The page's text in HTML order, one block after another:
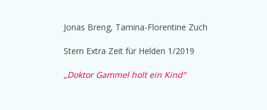
Jonas Breng, Tamina-Florentine Zuch
Stern Extra Zeit für Helden 1/2019
„Doktor Gammel holt ein Kind“